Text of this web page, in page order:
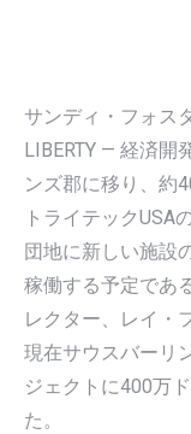
サンディ・フォス
LIBERTY — 経済開
ンズ郡に移り、約
トライテックUSA
団地に新しい施設
稼働する予定であ
レクター、レイ・
現在サウスバーリ
ジェクトに400万
た。